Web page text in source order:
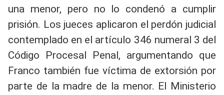
una menor, pero no lo condenó a cumplir
prisión. Los jueces aplicaron el perdón judicial
contemplado en el artículo 346 numeral 3 del
Código Procesal Penal, argumentando que
Franco también fue víctima de extorsión por
parte de la madre de la menor. El Ministerio